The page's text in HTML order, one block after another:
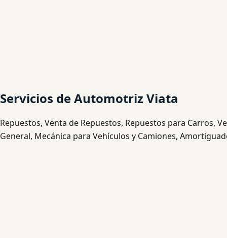
Servicios de Automotriz Viata
Repuestos, Venta de Repuestos, Repuestos para Carros,
General, Mecánica para Vehículos y Camiones,